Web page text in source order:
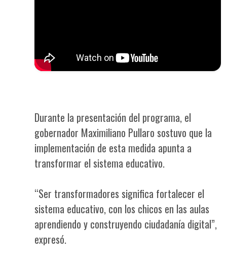
Durante la presentación del programa, el
gobernador Maximiliano Pullaro sostuvo que la
implementación de esta medida apunta a
transformar el sistema educativo.
“Ser transformadores significa fortalecer el
sistema educativo, con los chicos en las aulas
aprendiendo y construyendo ciudadanía digital”,
expresó.